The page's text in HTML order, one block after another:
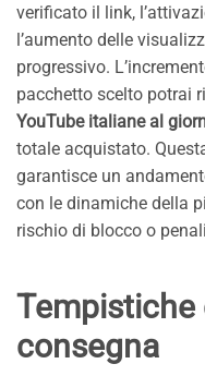
verificato il link,
l’aumento delle
progressivo.
pacchetto scelto potrai
YouTube italiane al
totale acquistato.
garantisce un
con le dinamiche della
rischio di blocco o
Tempistiche
consegna